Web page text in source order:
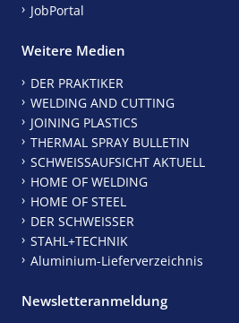
JobPortal
Weitere Medien
DER PRAKTIKER
WELDING AND CUTTING
JOINING PLASTICS
THERMAL SPRAY BULLETIN
SCHWEISSAUFSICHT AKTUELL
HOME OF WELDING
HOME OF STEEL
DER SCHWEISSER
STAHL+TECHNIK
Aluminium-Lieferverzeichnis
Newsletteranmeldung